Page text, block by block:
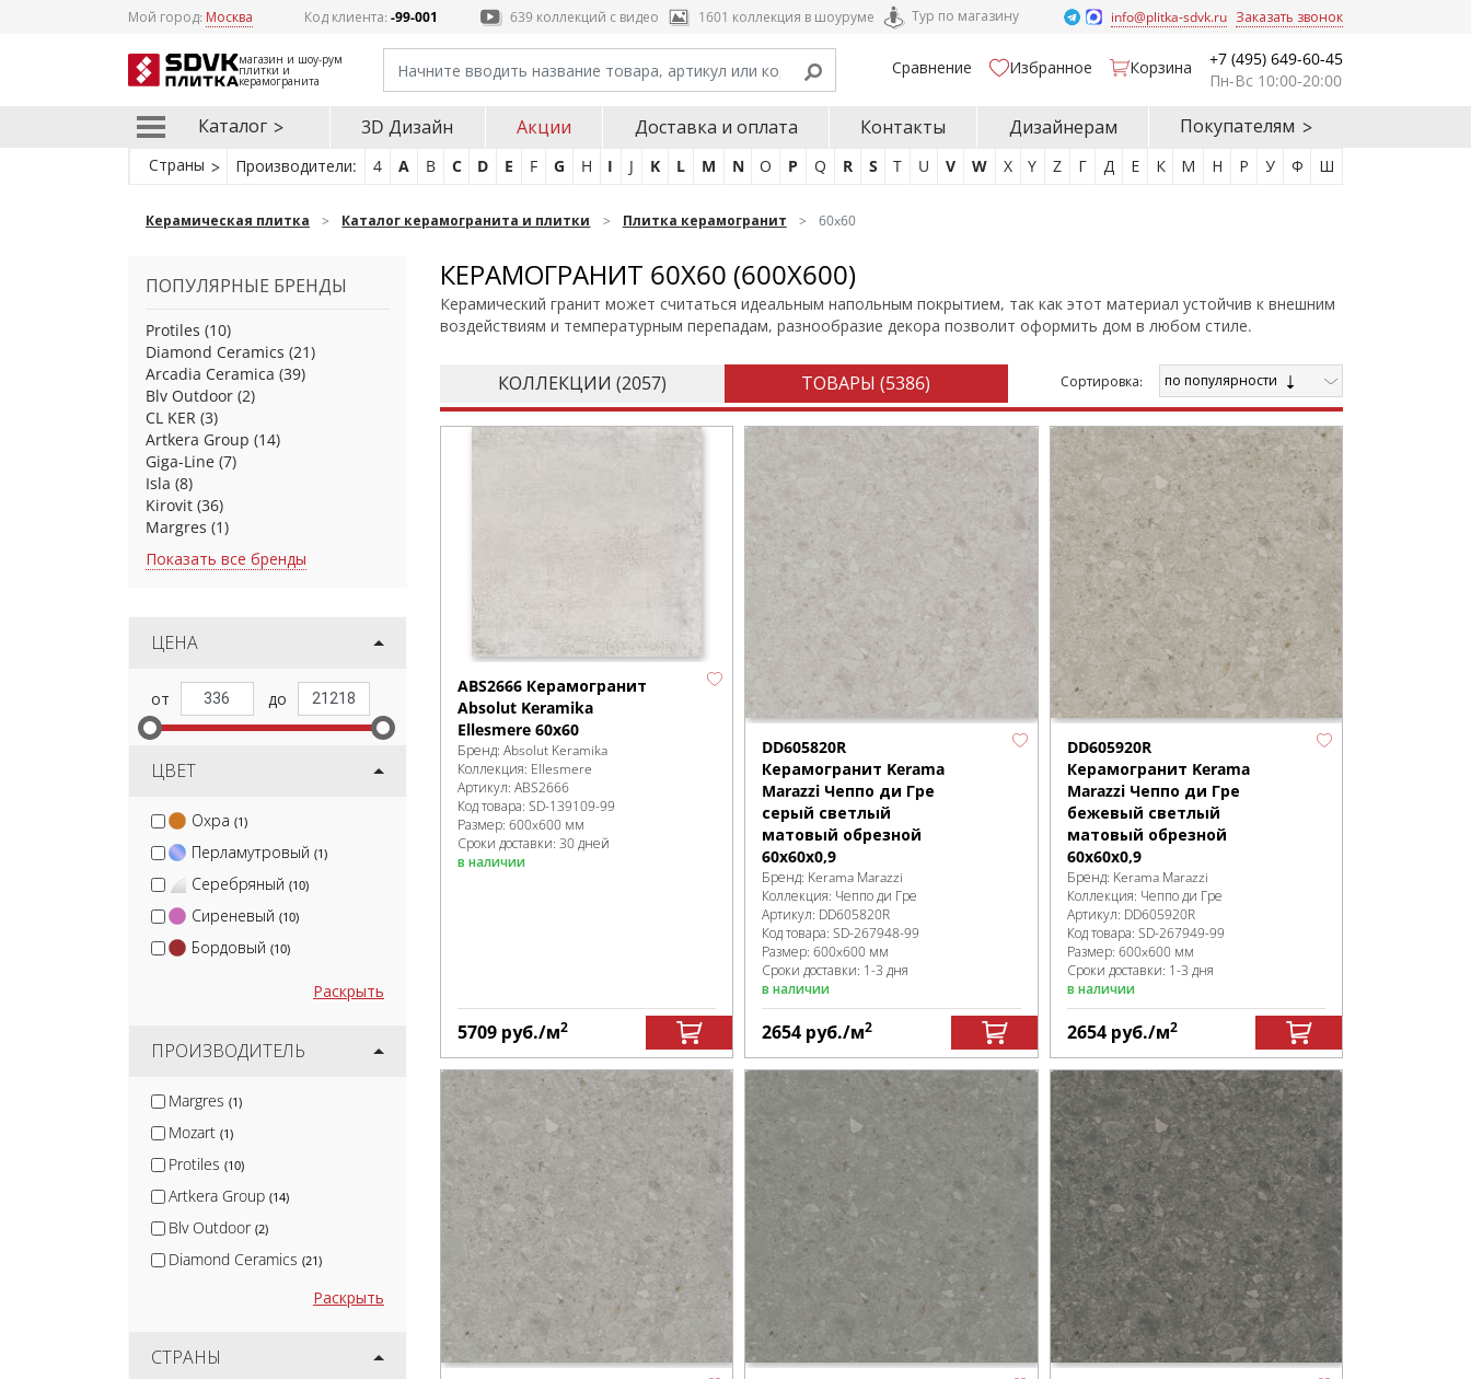
Мой город: Москва Код клиента: -99-001 639 коллекций с видео 1601 коллекция в шоуруме Тур по магазину info@plitka-sdvk.ru Заказать звонок
магазин и шоу-рум
плитки и
керамогранита
Сравнение Избранное Корзина
+7 (495) 649-60-45
Пн-Вс 10:00-20:00
Каталог 3D Дизайн Акции Доставка и оплата Контакты Дизайнерам Покупателям
Страны Производители: 4 A B C D E F G H I J K L M N O P Q R S T U V W X Y Z Г Д Е К М Н Р У Ф Ш
Керамическая плитка Каталог керамогранита и плитки Плитка керамогранит 60x60
ПОПУЛЯРНЫЕ БРЕНДЫ
Protiles (10)
Diamond Ceramics (21)
Arcadia Ceramica (39)
Blv Outdoor (2)
CL KER (3)
Artkera Group (14)
Giga-Line (7)
Isla (8)
Kirovit (36)
Margres (1)
Показать все бренды
ЦЕНА
ЦВЕТ
Охра (1)
Перламутровый (1)
Серебряный (10)
Сиреневый (10)
Бордовый (10)
Раскрыть
ПРОИЗВОДИТЕЛЬ
Margres (1)
Mozart (1)
Protiles (10)
Artkera Group (14)
Blv Outdoor (2)
Diamond Ceramics (21)
Arcadia Ceramica
Раскрыть
СТРАНЫ
КЕРАМОГРАНИТ 60Х60 (600Х600)
Керамический гранит может считаться идеальным напольным покрытием, так как этот материал устойчив к внешним
воздействиям и температурным перепадам, разнообразие декора позволит оформить дом в любом стиле.
КОЛЛЕКЦИИ (2057) ТОВАРЫ (5386) Cортировка: по популярности
ABS2666 Керамогранит
Absolut Keramika
Ellesmere 60x60
Бренд: Absolut Keramika
Коллекция: Ellesmere
Артикул: ABS2666
Код товара: SD-139109-99
Размер: 600x600 мм
Сроки доставки: 30 дней
в наличии
5709 руб./м2
DD605820R
Керамогранит Kerama
Marazzi Чеппо ди Гре
серый светлый
матовый обрезной
60x60x0,9
Бренд: Kerama Marazzi
Коллекция: Чеппо ди Гре
Артикул: DD605820R
Код товара:SD-267948-99
Размер:600x600 мм
Сроки доставки: 1-3 дня
в наличии
2654 руб./м2
DD605920R
Керамогранит Kerama
Marazzi Чеппо ди Гре
бежевый светлый
матовый обрезной
60x60x0,9
Бренд: Kerama Marazzi
Коллекция: Чеппо ди Гре
Артикул: DD605920R
Код товара: SD-267949-99
Размер: 600x600 мм
Сроки доставки: 1-3 дня
в наличии
2654 руб./м2